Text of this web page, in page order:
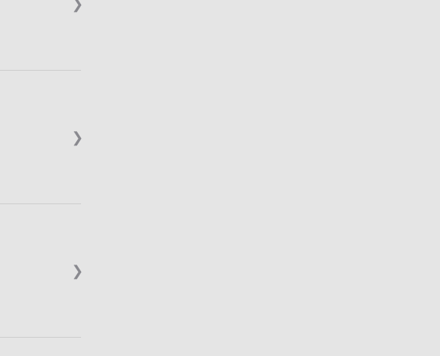
❯
❯
❯